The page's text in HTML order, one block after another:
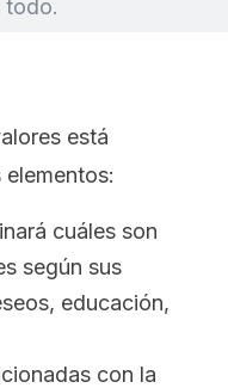
todo.
está
cuáles son
según sus
educación,
con la